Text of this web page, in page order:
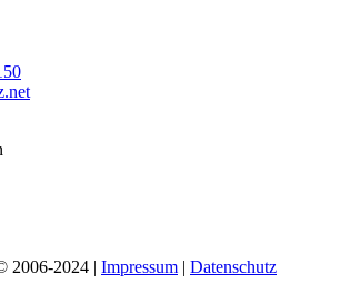
2006-2024 | Impressum | Datenschutz